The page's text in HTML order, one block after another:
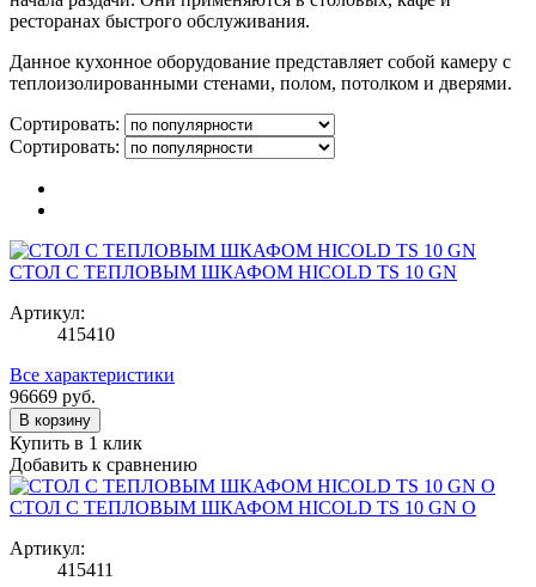
ресторанах быстрого обслуживания.
Данное кухонное оборудование представляет собой камеру с
теплоизолированными стенами, полом, потолком и дверями.
Сортировать:
Сортировать:
СТОЛ С ТЕПЛОВЫМ ШКАФОМ HICOLD TS 10 GN
Артикул:
415410
Все характеристики
96669 руб.
В корзину
Купить в 1 клик
Добавить к сравнению
СТОЛ С ТЕПЛОВЫМ ШКАФОМ HICOLD TS 10 GN O
Артикул:
415411